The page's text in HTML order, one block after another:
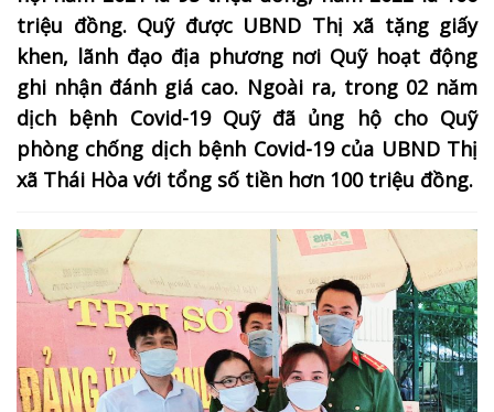
triệu đồng. Quỹ được UBND Thị xã tặng giấy
khen, lãnh đạo địa phương nơi Quỹ hoạt động
ghi nhận đánh giá cao. Ngoài ra, trong 02 năm
dịch bệnh Covid-19 Quỹ đã ủng hộ cho Quỹ
phòng chống dịch bệnh Covid-19 của UBND Thị
xã Thái Hòa với tổng số tiền hơn 100 triệu đồng.